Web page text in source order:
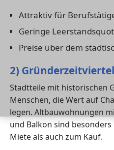
Attraktiv für
Geringe
Preise über dem
2)
Stadtteile mit historischen
Menschen, die Wert auf
legen. Altbauwohnungen
und Balkon sind
Miete als auch zum Kauf.